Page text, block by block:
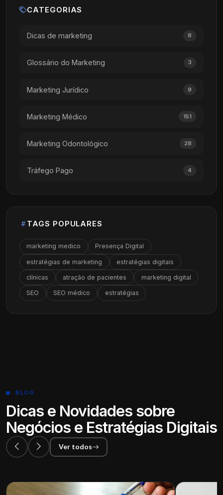
CATEGORIAS
Dicas de marketing 8
Glossário do Marketing 3
Marketing Jurídico 9
Marketing Médico 151
Marketing Odontológico 28
Tráfego Pago 4
TAGS POPULARES
marketing medico Presença Digital
estratégias de marketing estratégias digitais
clínicas atração de pacientes marketing digital
SEO SEO médico estratégias
BLOG
Dicas e Novidades sobre
Negócios e Estratégias Digitais
Ver todos